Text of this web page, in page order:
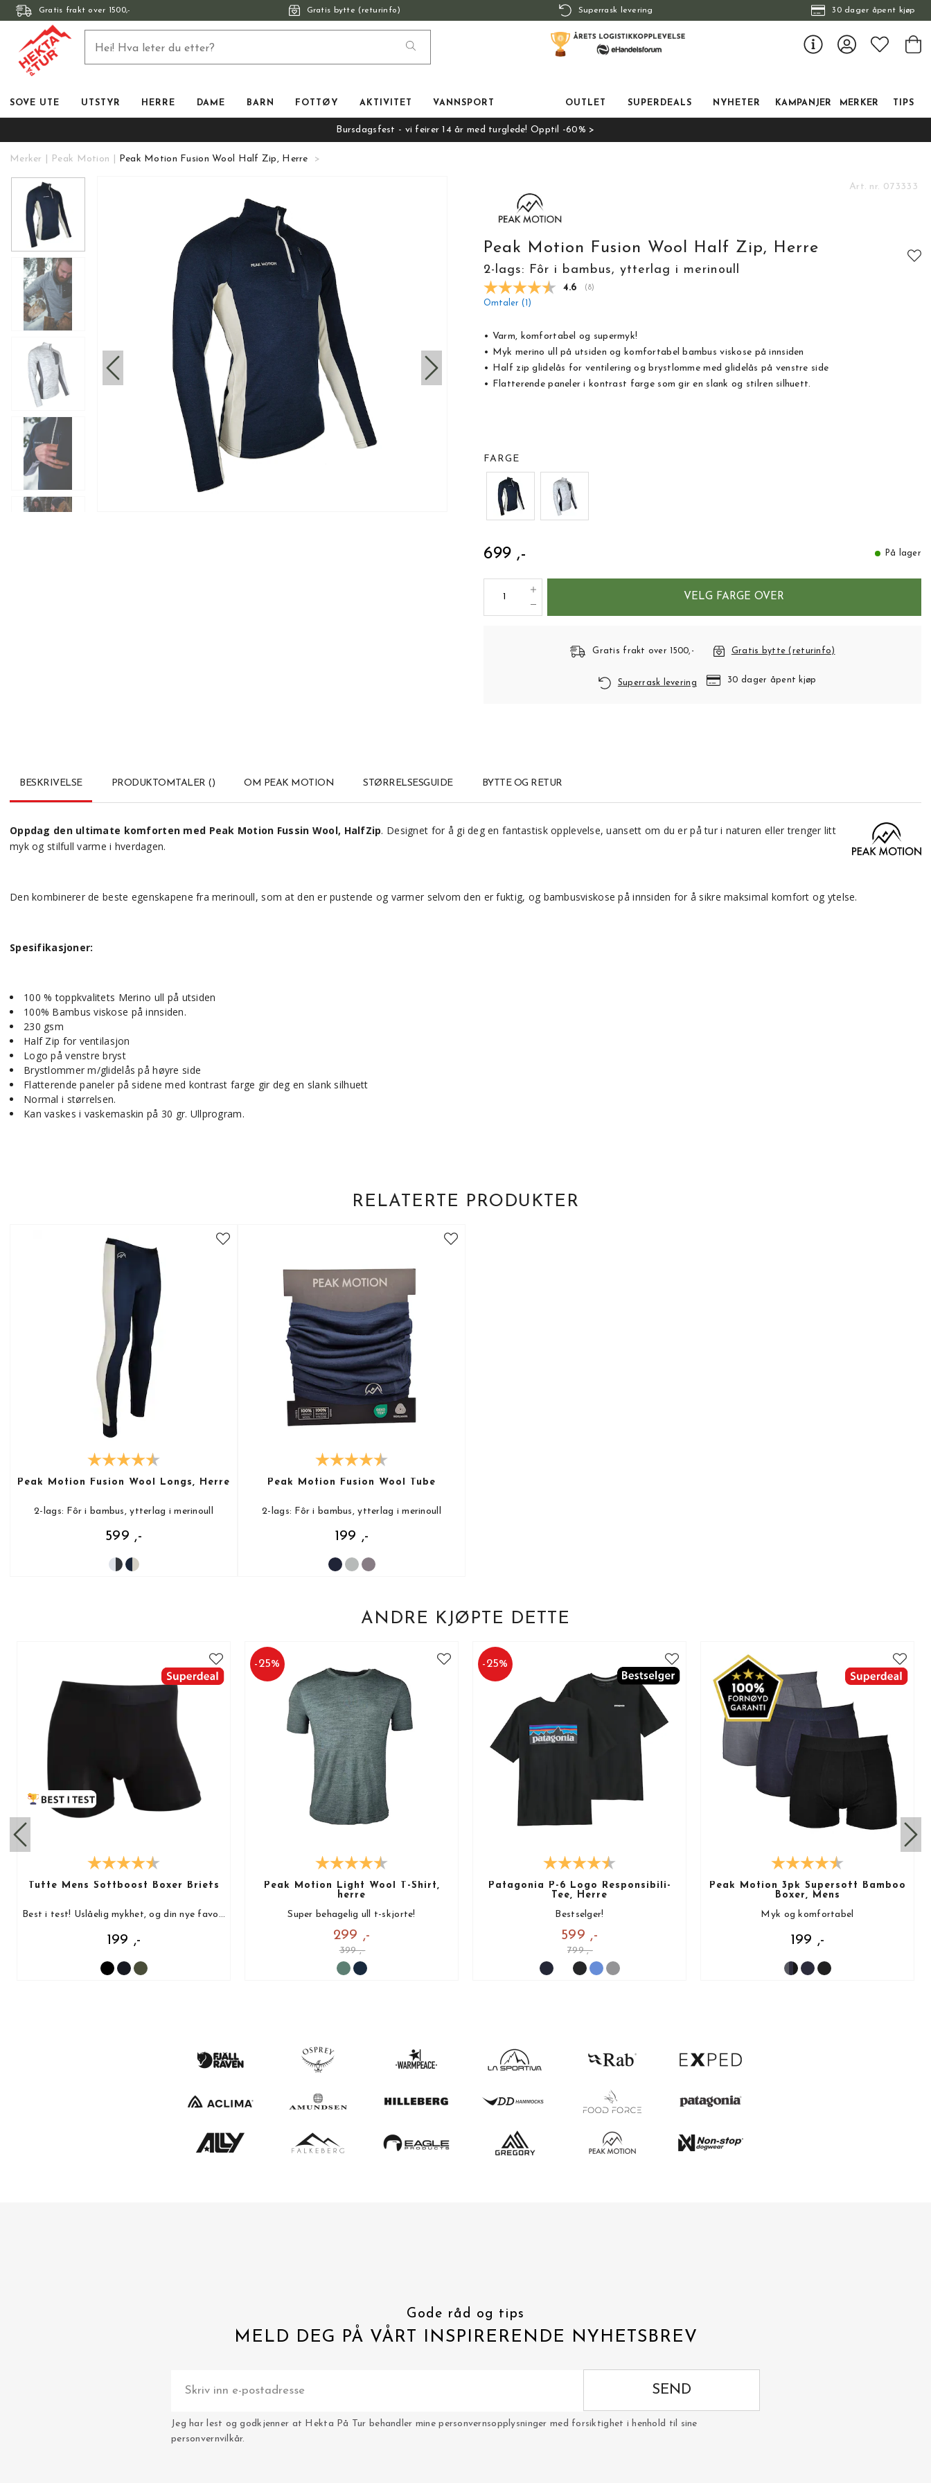
Gratis frakt over 1500,- Gratis bytte (returinfo) Superrask levering 30 dager åpent kjøp
SOVE UTE UTSTYR HERRE DAME BARN FOTTØY AKTIVITET VANNSPORT OUTLET SUPERDEALS NYHETER KAMPANJER MERKER TIPS
Bursdagsfest - vi feirer 14 år med turglede! Opptil -60% >
Merker Peak Motion Peak Motion Fusion Wool Half Zip, Herre
Art. nr. 073333
Peak Motion Fusion Wool Half Zip, Herre
2-lags: Fôr i bambus, ytterlag i merinoull
Gjennomsnittskarakter:
4.6 (stemmer:
8)
Omtaler ( )
• Varm, komfortabel og supermyk!
• Myk merino ull på utsiden og komfortabel bambus viskose på innsiden
• Half zip glidelås for ventilering og brystlomme med glidelås på venstre side
• Flatterende paneler i kontrast farge som gir en slank og stilren silhuett.
FARGE
699 ,- På lager
VELG FARGE OVER
Gratis frakt over 1500,- Gratis bytte (returinfo)
Superrask levering 30 dager åpent kjøp
BESKRIVELSE PRODUKTOMTALER () OM PEAK MOTION STØRRELSESGUIDE BYTTE OG RETUR
Oppdag den ultimate komforten med Peak Motion Fussin Wool, HalfZip. Designet for å gi deg en fantastisk opplevelse, uansett om du er på tur i naturen eller trenger litt
myk og stilfull varme i hverdagen.
Den kombinerer de beste egenskapene fra merinoull, som at den er pustende og varmer selvom den er fuktig, og bambusviskose på innsiden for å sikre maksimal komfort og ytelse.
Spesifikasjoner:
100 % toppkvalitets Merino ull på utsiden
100% Bambus viskose på innsiden.
230 gsm
Half Zip for ventilasjon
Logo på venstre bryst
Brystlommer m/glidelås på høyre side
Flatterende paneler på sidene med kontrast farge gir deg en slank silhuett
Normal i størrelsen.
Kan vaskes i vaskemaskin på 30 gr. Ullprogram.
RELATERTE PRODUKTER
Peak Motion Fusion Wool Longs, Herre
2-lags: Fôr i bambus, ytterlag i merinoull
599 ,-
Peak Motion Fusion Wool Tube
2-lags: Fôr i bambus, ytterlag i merinoull
199 ,-
ANDRE KJØPTE DETTE
Tufte Mens Softboost Boxer Briefs
Best i test! Uslåelig mykhet, og din nye favoritt!
199 ,-
-25%
Peak Motion Light Wool T-Shirt,
herre
Super behagelig ull t-skjorte!
299 ,-
399 ,-
-25%
Patagonia P-6 Logo Responsibili-
Tee, Herre
Bestselger!
599 ,-
799 ,-
Peak Motion 3pk Supersoft Bamboo
Boxer, Mens
Myk og komfortabel
199 ,-
Gode råd og tips
MELD DEG PÅ VÅRT INSPIRERENDE NYHETSBREV
SEND
Jeg har lest og godkjenner at Hekta På Tur behandler mine personvernsopplysninger med forsiktighet i henhold til sine
personvernvilkår.